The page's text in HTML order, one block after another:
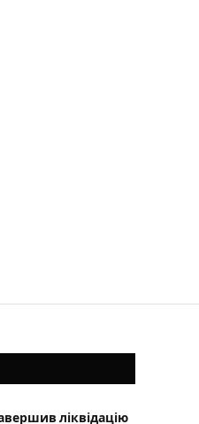
ліквідацію